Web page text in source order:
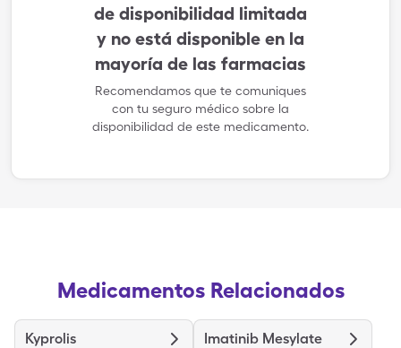
de disponibilidad limitada
y no está disponible en la
mayoría de las farmacias
Recomendamos que te comuniques
con tu seguro médico sobre la
disponibilidad de este medicamento.
Medicamentos Relacionados
Kyprolis Imatinib Mesylate